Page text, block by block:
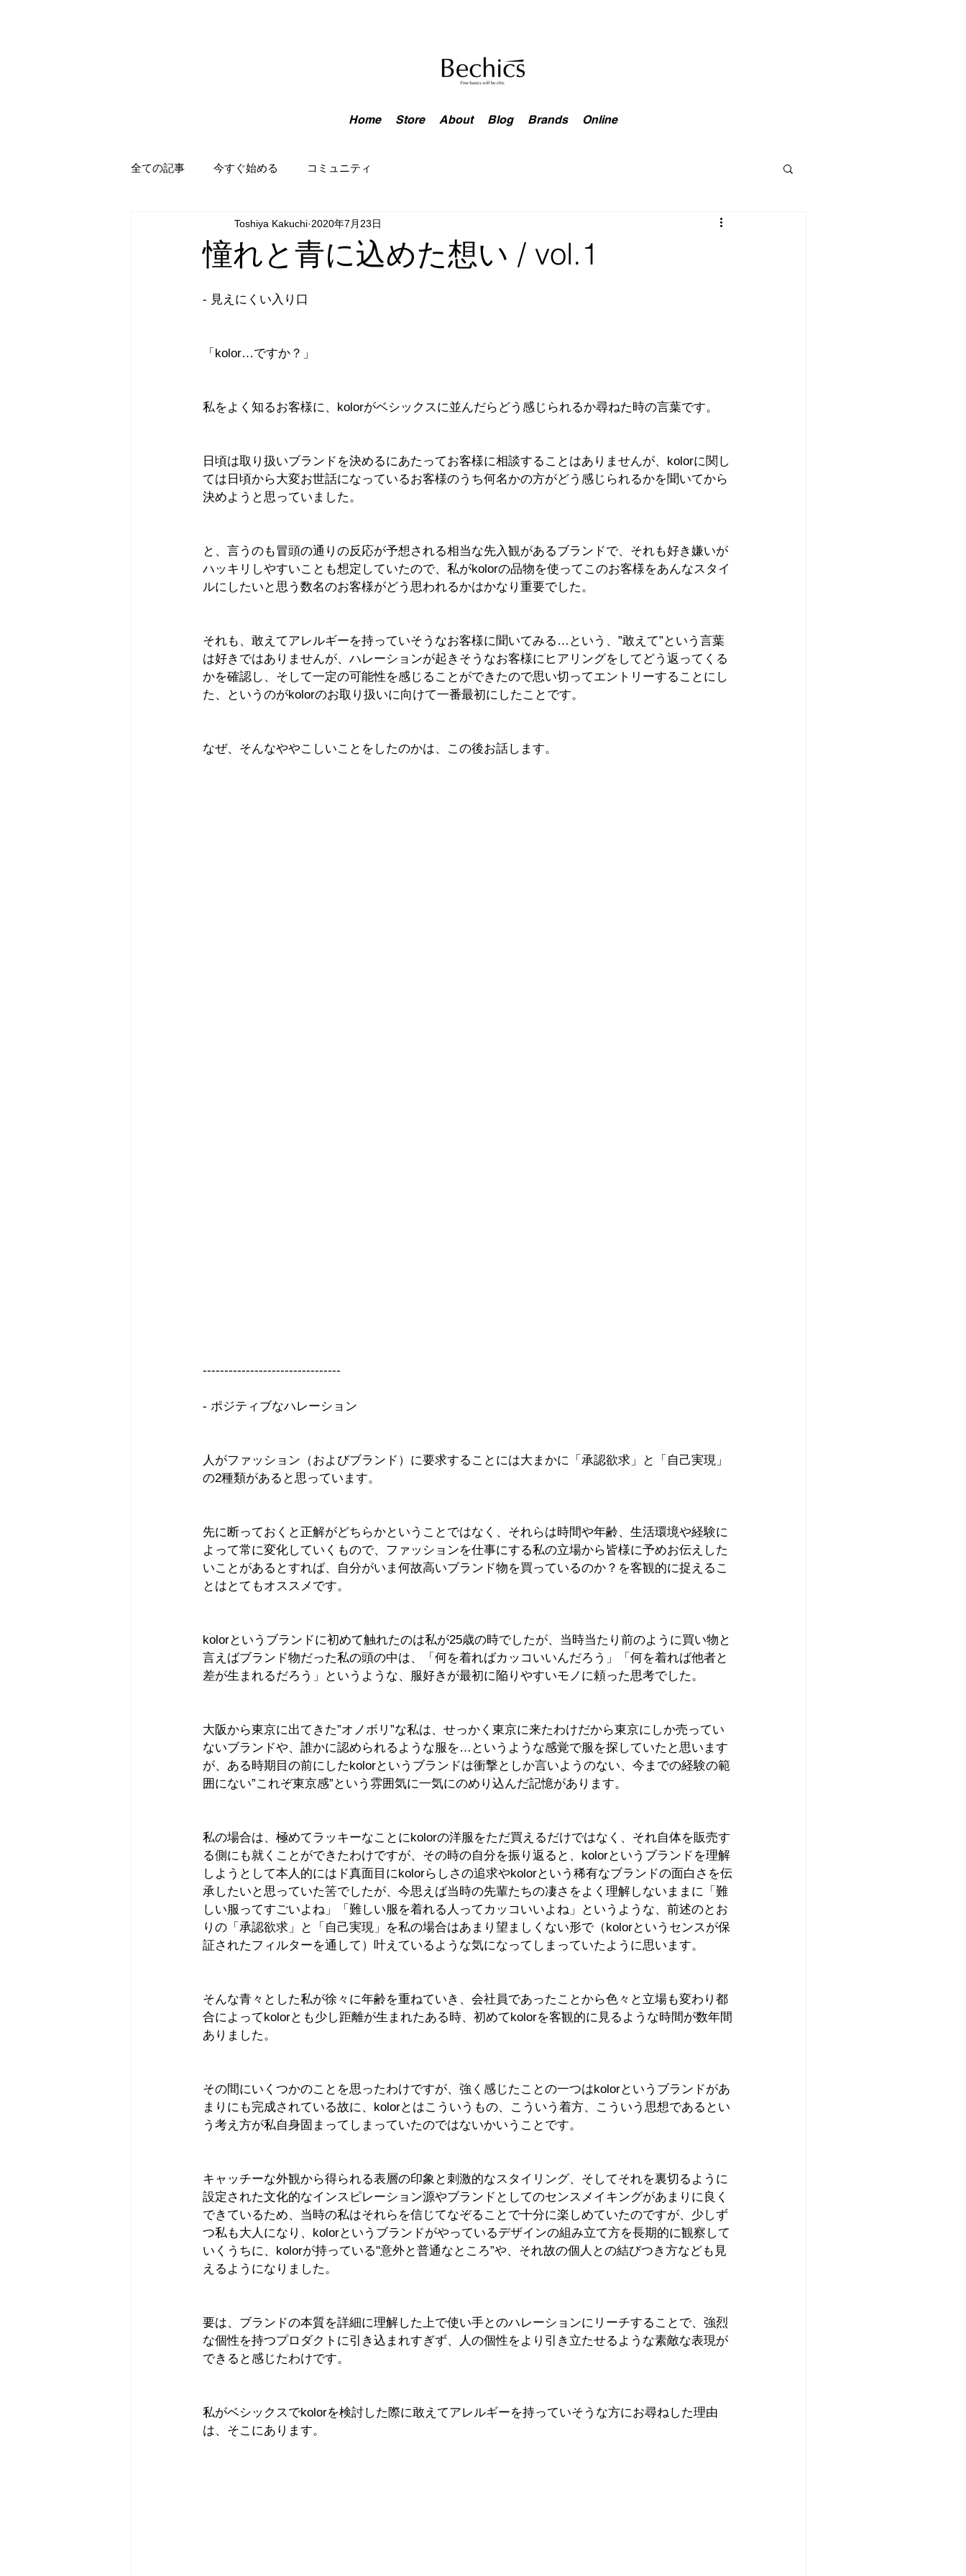
Home Store About Blog Brands Online
全ての記事 今すぐ始める コミュニティ
憧れと青に込めた想い / vol.1
Toshiya Kakuchi 2020年7月23日
- 見えにくい入り口
「kolor…ですか？」
私をよく知るお客様に、kolorがベシックスに並んだらどう感じられるか尋ねた時の言葉です。
日頃は取り扱いブランドを決めるにあたってお客様に相談することはありませんが、kolorに関し
ては日頃から大変お世話になっているお客様のうち何名かの方がどう感じられるかを聞いてから
決めようと思っていました。
と、言うのも冒頭の通りの反応が予想される相当な先入観があるブランドで、それも好き嫌いが
ハッキリしやすいことも想定していたので、私がkolorの品物を使ってこのお客様をあんなスタイ
ルにしたいと思う数名のお客様がどう思われるかはかなり重要でした。
それも、敢えてアレルギーを持っていそうなお客様に聞いてみる…という、”敢えて”という言葉
は好きではありませんが、ハレーションが起きそうなお客様にヒアリングをしてどう返ってくる
かを確認し、そして一定の可能性を感じることができたので思い切ってエントリーすることにし
た、というのがkolorのお取り扱いに向けて一番最初にしたことです。
なぜ、そんなややこしいことをしたのかは、この後お話します。
--------------------------------
- ポジティブなハレーション
人がファッション（およびブランド）に要求することには大まかに「承認欲求」と「自己実現」
の2種類があると思っています。
先に断っておくと正解がどちらかということではなく、それらは時間や年齢、生活環境や経験に
よって常に変化していくもので、ファッションを仕事にする私の立場から皆様に予めお伝えした
いことがあるとすれば、自分がいま何故高いブランド物を買っているのか？を客観的に捉えるこ
とはとてもオススメです。
kolorというブランドに初めて触れたのは私が25歳の時でしたが、当時当たり前のように買い物と
言えばブランド物だった私の頭の中は、「何を着ればカッコいいんだろう」「何を着れば他者と
差が生まれるだろう」というような、服好きが最初に陥りやすいモノに頼った思考でした。
大阪から東京に出てきた”オノボリ”な私は、せっかく東京に来たわけだから東京にしか売ってい
ないブランドや、誰かに認められるような服を…というような感覚で服を探していたと思います
が、ある時期目の前にしたkolorというブランドは衝撃としか言いようのない、今までの経験の範
囲にない”これぞ東京感”という雰囲気に一気にのめり込んだ記憶があります。
私の場合は、極めてラッキーなことにkolorの洋服をただ買えるだけではなく、それ自体を販売す
る側にも就くことができたわけですが、その時の自分を振り返ると、kolorというブランドを理解
しようとして本人的にはド真面目にkolorらしさの追求やkolorという稀有なブランドの面白さを伝
承したいと思っていた筈でしたが、今思えば当時の先輩たちの凄さをよく理解しないままに「難
しい服ってすごいよね」「難しい服を着れる人ってカッコいいよね」というような、前述のとお
りの「承認欲求」と「自己実現」を私の場合はあまり望ましくない形で（kolorというセンスが保
証されたフィルターを通して）叶えているような気になってしまっていたように思います。
そんな青々とした私が徐々に年齢を重ねていき、会社員であったことから色々と立場も変わり都
合によってkolorとも少し距離が生まれたある時、初めてkolorを客観的に見るような時間が数年間
ありました。
その間にいくつかのことを思ったわけですが、強く感じたことの一つはkolorというブランドがあ
まりにも完成されている故に、kolorとはこういうもの、こういう着方、こういう思想であるとい
う考え方が私自身固まってしまっていたのではないかいうことです。
キャッチーな外観から得られる表層の印象と刺激的なスタイリング、そしてそれを裏切るように
設定された文化的なインスピレーション源やブランドとしてのセンスメイキングがあまりに良く
できているため、当時の私はそれらを信じてなぞることで十分に楽しめていたのですが、少しず
つ私も大人になり、kolorというブランドがやっているデザインの組み立て方を長期的に観察して
いくうちに、kolorが持っている"意外と普通なところ”や、それ故の個人との結びつき方なども見
えるようになりました。
要は、ブランドの本質を詳細に理解した上で使い手とのハレーションにリーチすることで、強烈
な個性を持つプロダクトに引き込まれすぎず、人の個性をより引き立たせるような素敵な表現が
できると感じたわけです。
私がベシックスでkolorを検討した際に敢えてアレルギーを持っていそうな方にお尋ねした理由
は、そこにあります。